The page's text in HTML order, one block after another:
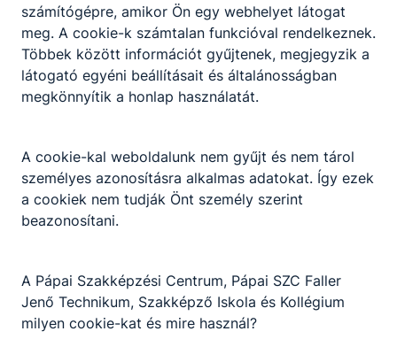
Oktató
Kereskedelmi
ismeretek (2020),
Termékismeret és -
Osztályfőnök:
-
Fogadó óra:
Bárány István
Zoltán
Szakmai oktató
számítógépre, amikor Ön egy webhelyet látogat
meg. A cookie-k számtalan funkcióval rendelkeznek.
Többek között információt gyűjtenek, megjegyzik a
látogató egyéni beállításait és általánosságban
megkönnyítik a honlap használatát.
A cookie-kal weboldalunk nem gyűjt és nem tárol
személyes azonosításra alkalmas adatokat. Így ezek
a cookiek nem tudják Önt személy szerint
beazonosítani.
A Pápai Szakképzési Centrum, Pápai SZC Faller
Jenő Technikum, Szakképző Iskola és Kollégium
milyen cookie-kat és mire használ?